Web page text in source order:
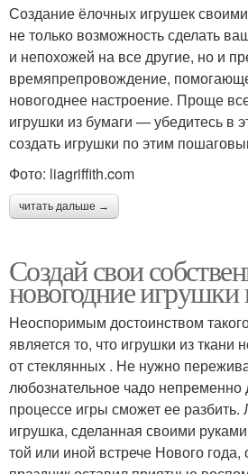
Создание ёлочных игрушек
не только возможность сделать
и непохожей на все другие, но и
времяпрепровождение,
новогоднее настроение. Проще
игрушки из бумаги — убедитесь в
создать игрушки по этим
Фото: liagriffith.com
читать дальше →
Создай свои
новогодние игрушки
Неоспоримым достоинством
является то, что игрушки из ткани
от стеклянных . Не нужно
любознательное чадо непременно
процессе игры сможет ее
игрушка, сделанная своими
той или иной встрече Нового года,